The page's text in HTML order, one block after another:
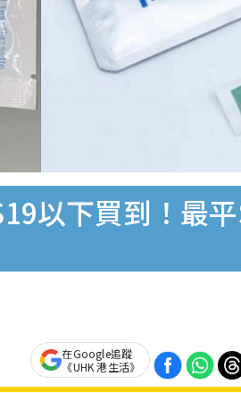
以下買到！最
在Google追蹤
《UHK 港生活》